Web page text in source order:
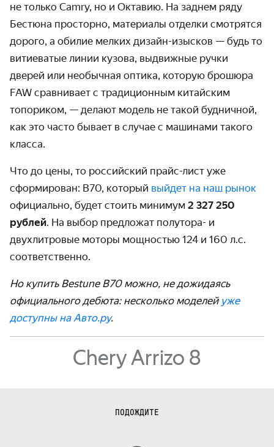
не только Camry, но и Октавию. На заднем ряду
Бестюна просторно, материалы отделки смотрятся
дорого, а обилие мелких дизайн-изысков — будь то
витиеватые линии кузова, выдвижные ручки
дверей или необычная оптика, которую брошюра
FAW сравнивает с традиционным китайским
топориком, — делают модель не такой будничной,
как это часто бывает в случае с машинами такого
класса.
Что до цены, то российский прайс-лист уже
сформирован: B70, который выйдет на наш рынок
официально, будет стоить минимум 2 327 250
рублей. На выбор предложат полутора- и
двухлитровые моторы мощностью 124 и 160 л.с.
соответственно.
Но купить Bestune B70 можно, не дожидаясь
официального дебюта: несколько моделей уже
доступны на Авто.ру.
Chery Arrizo 8
ПОДОЖДИТЕ